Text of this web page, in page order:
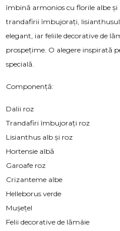
îmbină armonios cu florile albe și
trandafirii îmbujorați,
elegant, iar feliile decorative de
prospețime. O alegere inspirată
specială.
Componență:
Dalii roz
Trandafiri îmbujorați roz
Lisianthus alb și roz
Hortensie albă
Garoafe roz
Crizanteme albe
Helleborus verde
Mușețel
Felii decorative de lămâie